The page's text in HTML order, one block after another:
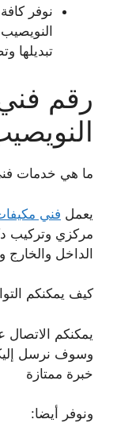
نوفر
النويصيب
تبديلها
رقم
ما هي خدمات
يعمل فني
مركزي وتركيب
الداخل والخارج
كيف يمكنكم
يمكنكم
وسوف نرسل
خبرة ممتازة
ونوفر أيضا: